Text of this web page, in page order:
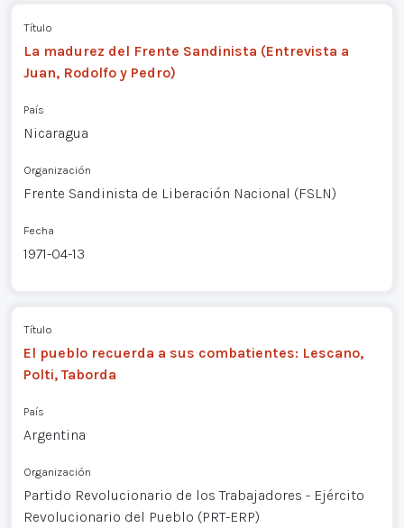
Título
La madurez del Frente Sandinista (Entrevista a
Juan, Rodolfo y Pedro)
País
Nicaragua
Organización
Frente Sandinista de Liberación Nacional (FSLN)
Fecha
1971-04-13
Título
El pueblo recuerda a sus combatientes: Lescano,
Polti, Taborda
País
Argentina
Organización
Partido Revolucionario de los Trabajadores - Ejército
Revolucionario del Pueblo (PRT-ERP)